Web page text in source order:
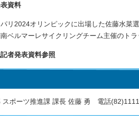
資料
リ2024オリンピックに出場した佐藤水菜
ベルマーレサイクリングチーム主催のトラ
者発表資料参照
スポーツ推進課 課長 佐藤 勇 電話